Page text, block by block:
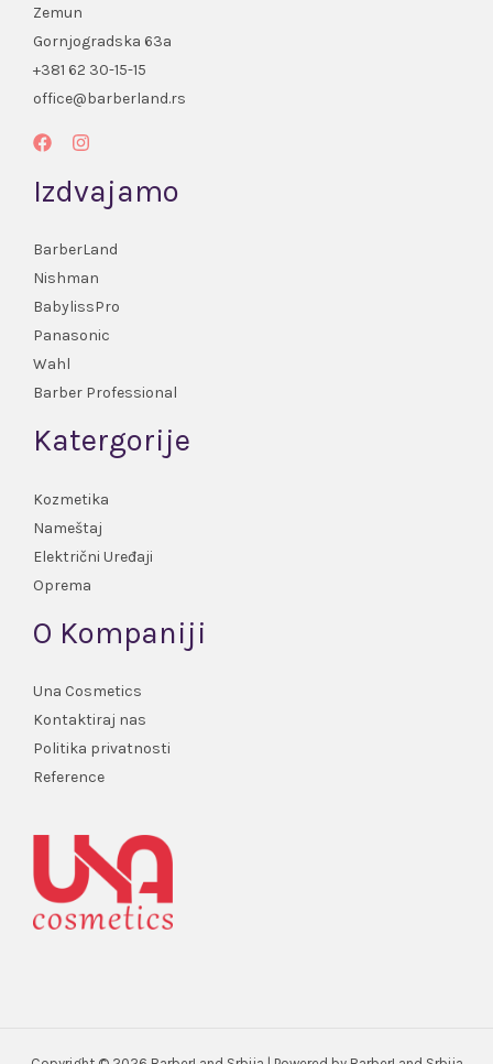
Zemun
Gornjogradska 63a
+381 62 30-15-15
office@barberland.rs
Izdvajamo
BarberLand
Nishman
BabylissPro
Panasonic
Wahl
Barber Professional
Katergorije
Kozmetika
Nameštaj
Električni Uređaji
Oprema
O Kompaniji
Una Cosmetics
Kontaktiraj nas
Politika privatnosti
Reference